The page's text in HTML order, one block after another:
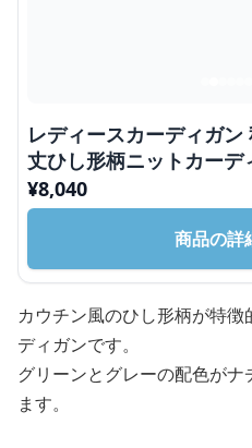
レディースカーディガ
丈ひし形柄ニットカーデ
¥8,040
商品の詳
カウチン風のひし形柄が特
ディガンです。
グリーンとグレーの配色がナ
ます。